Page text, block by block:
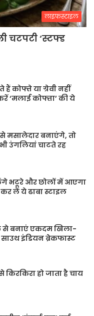
लाइफस्टाइल
चटपटी ‘स्टफ्ड
कोफ्ते या ग्रेवी नहीं
‘मलाई कोफ्ता’ की ये
मसालेदार बनाएंगे, तो
उंगलियां चाटते रह
भटूरे और छोलों में आएगा
लें ये ढाबा स्टाइल
से बनाएं एकदम खिला-
इंडियन ब्रेकफास्ट
हो जाता है चाय